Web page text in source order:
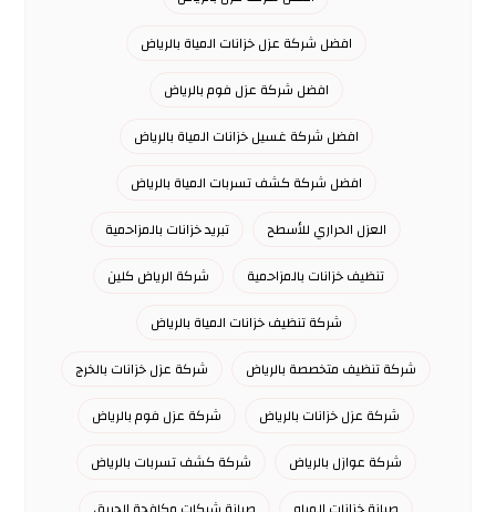
افضل شركة عزل خزانات المياة بالرياض
افضل شركة عزل فوم بالرياض
افضل شركة غسيل خزانات المياة بالرياض
افضل شركة كشف تسربات المياة بالرياض
العزل الحراري للأسطح
تبريد خزانات بالمزاحمية
تنظيف خزانات بالمزاحمية
شركة الرياض كلين
شركة تنظيف خزانات المياة بالرياض
شركة تنظيف متخصصة بالرياض
شركة عزل خزانات بالخرج
شركة عزل خزانات بالرياض
شركة عزل فوم بالرياض
شركة عوازل بالرياض
شركة كشف تسربات بالرياض